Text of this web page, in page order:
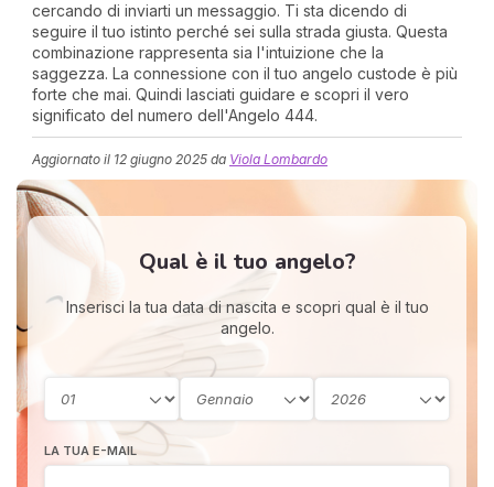
cercando di inviarti un messaggio. Ti sta dicendo di
seguire il tuo istinto perché sei sulla strada giusta. Questa
combinazione rappresenta sia l'intuizione che la
saggezza. La connessione con il tuo angelo custode è più
forte che mai. Quindi lasciati guidare e scopri il vero
significato del numero dell'Angelo 444.
Aggiornato il 12 giugno 2025 da Viola Lombardo
Qual è il tuo angelo?
Inserisci la tua data di nascita e scopri qual è il tuo
angelo.
LA TUA E-MAIL